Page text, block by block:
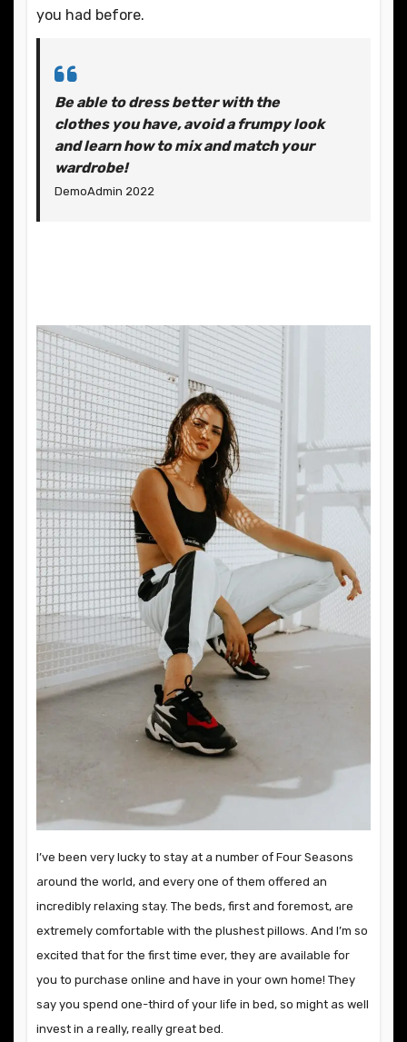
you had before.
Be able to dress better with the
clothes you have, avoid a frumpy look
and learn how to mix and match your
wardrobe!
DemoAdmin 2022
I’ve been very lucky to stay at a number of Four Seasons
around the world, and every one of them offered an
incredibly relaxing stay. The beds, first and foremost, are
extremely comfortable with the plushest pillows. And I’m so
excited that for the first time ever, they are available for
you to purchase online and have in your own home! They
say you spend one-third of your life in bed, so might as well
invest in a really, really great bed.